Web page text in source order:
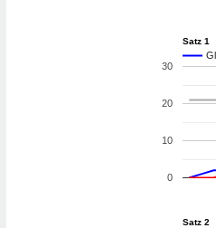
Satz 1
0
10
20
30
Satz 2